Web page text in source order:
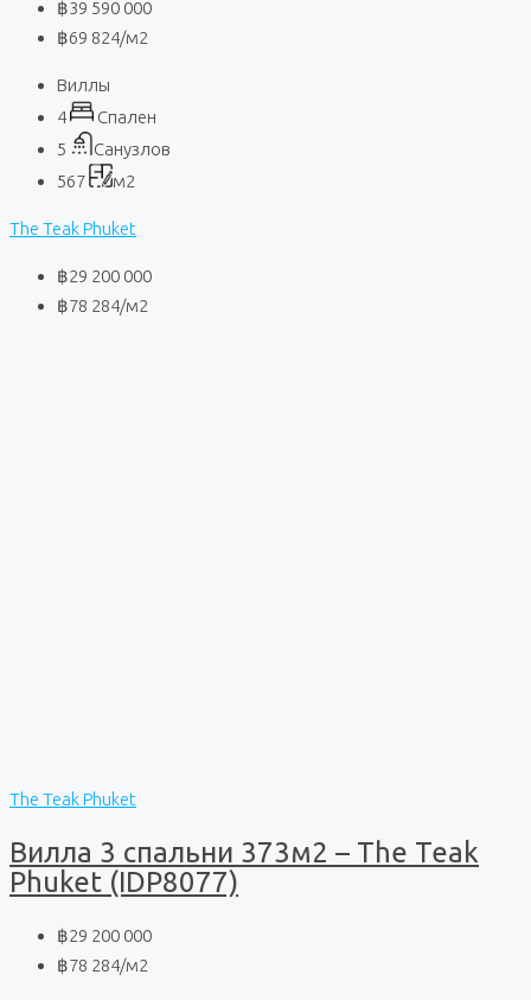
฿39 590 000
฿69 824/м2
Виллы
4
Спален
5
Санузлов
567
м2
The Teak Phuket
฿29 200 000
฿78 284/м2
The Teak Phuket
Вилла 3 спальни 373м2 – The Teak
Phuket (IDP8077)
฿29 200 000
฿78 284/м2